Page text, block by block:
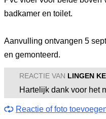
badkamer en toilet.
Aanvulling ontvangen 5
en gemonteerd.
REACTIE VAN LINGEN
Hartelijk dank voor het
Reactie of foto